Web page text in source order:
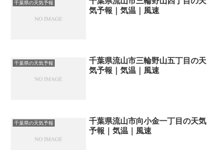
千葉県の天気予報
気予報｜気温｜風速
千葉県の天気予報
千葉県流山市三輪野山五丁目の天
気予報｜気温｜風速
千葉県の天気予報
千葉県流山市向小金一丁目の天気
予報｜気温｜風速